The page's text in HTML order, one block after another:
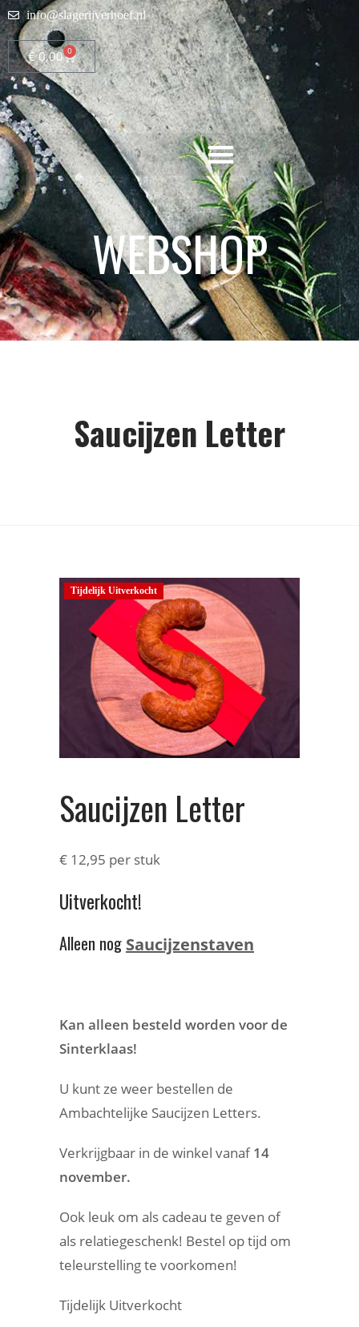
info@slagerijverhoef.nl
€0,00 0
WEBSHOP
Saucijzen Letter
Tijdelijk Uitverkocht
Saucijzen Letter
€ 12,95 per stuk
Uitverkocht!
Alleen nog Saucijzenstaven
Kan alleen besteld worden voor de
Sinterklaas!
U kunt ze weer bestellen de
Ambachtelijke Saucijzen Letters.
Verkrijgbaar in de winkel vanaf14
november.
Ook leuk om als cadeau te geven of
als relatiegeschenk! Bestel op tijd om
teleurstelling te voorkomen!
Tijdelijk Uitverkocht